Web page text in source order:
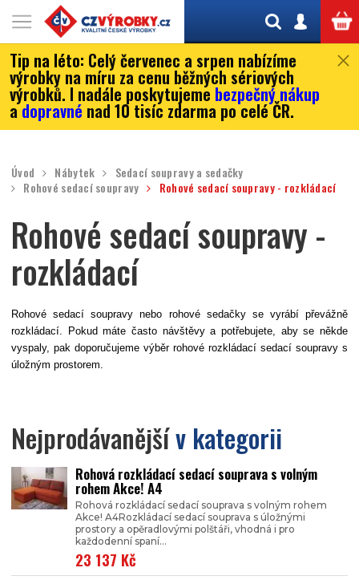
Tip na léto: Celý červenec a srpen nabízíme
výrobky na míru za cenu běžných sériových
výrobků. I nadále poskytujeme bezpečný nákup
adopravné nad 10 tisíc zdarma po celé ČR.
Úvod Nábytek
Sedací soupravy a sedačky
Rohové sedací soupravy
Rohové sedací soupravy - rozkládací
Rohové sedací soupravy -
rozkládací
Rohové sedací soupravy nebo rohové sedačky se vyrábí převážně
rozkládací. Pokud máte často návštěvy a potřebujete, aby se někde
vyspaly, pak doporučujeme výběr rohové rozkládací sedací soupravy s
úložným prostorem.
Nejprodávanějšív kategorii
Rohová rozkládací sedací souprava s volným
rohem Akce! A4
Rohová rozkládací sedací souprava s volným rohem
Akce! A4Rozkládací sedací souprava s úložnými
prostory a opěradlovými polštáři, vhodná i pro
každodenní spaní...
23 137 Kč